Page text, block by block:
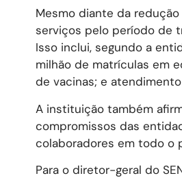
Mesmo diante da redução
serviços pelo período de
Isso inclui, segundo a
milhão de matrículas em
de vacinas; e
A instituição também
compromissos das
colaboradores em todo o
Para o diretor-geral do